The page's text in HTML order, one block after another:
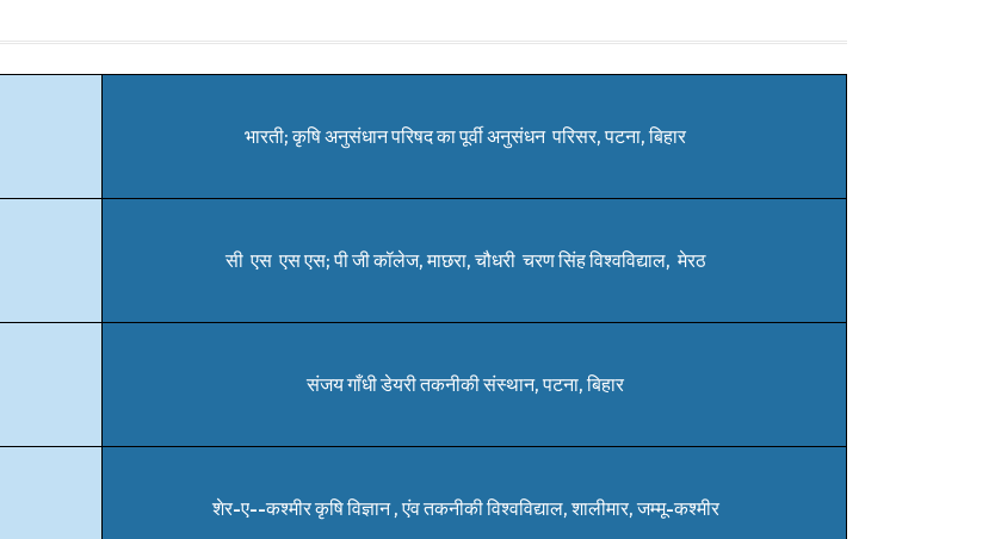
भारती; कृषि अनुसंधान परिषद का पूर्वी अनुसंधन परिसर, पटना, बिहार
सी एस एस एस; पी जी कॉलेज, माछरा, चौधरी चरण सिंह विश्वविद्याल, मेरठ
संजय गाँधी डेयरी तकनीकी संस्थान, पटना, बिहार
शेर-ए--कश्मीर कृषि विज्ञान , एंव तकनीकी विश्वविद्याल, शालीमार, जम्मू-कश्मीर